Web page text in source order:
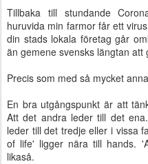
Tillbaka till stundande
huruvida min farmor får ett
din stads lokala företag går
än gemene svensks längtan
Precis som med så mycket
En bra utgångspunkt är att
Att det andra leder till det
leder till det tredje eller i vissa
of life' ligger nära till hands.
likaså.